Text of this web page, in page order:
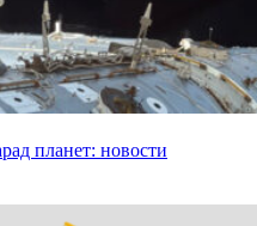
планет: новости